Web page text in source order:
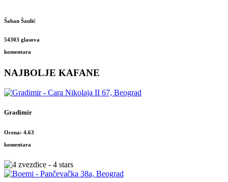
Šaban Šaulić
54303 glasova
komentara
NAJBOLJE KAFANE
Gradimir
Ocena: 4.63
komentara